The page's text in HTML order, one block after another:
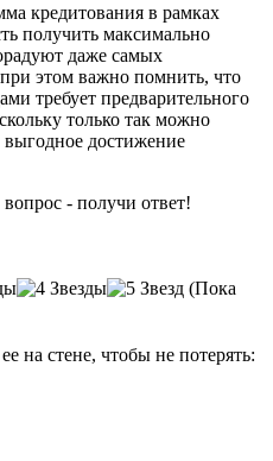
кредитования в рамках
получить максимально
даже самых
этом важно помнить, что
требует предварительного
только так можно
выгодное достижение
- получи ответ!
(Пока
на стене, чтобы не потерять: